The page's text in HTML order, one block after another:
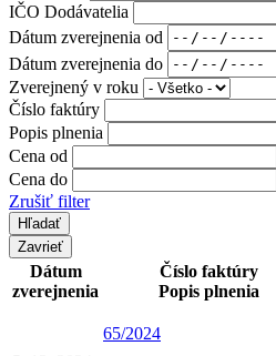
IČO Dodávatelia
Dátum zverejnenia od
Dátum zverejnenia do
Zverejnený v roku
Číslo faktúry
Popis plnenia
Cena od
Cena do
Zrušiť filter
Zavrieť
Dátum
zverejnenia
Číslo faktúry
Popis plnenia
65/2024